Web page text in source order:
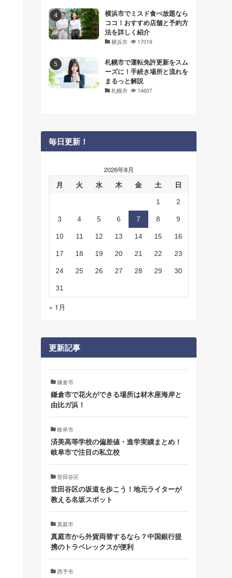
横浜市でミスド食べ放題なら
ココ！おすすめ店舗と予約方
法を詳しく紹介
横浜市 17019
札幌市で運転免許更新をスム
ーズに！手続き場所と流れを
まるっと解説
札幌市 14607
毎日更新！
2026年8月
月 火 水 木 金 土 日
1 2
3 4 5 6 7 8 9
10 11 12 13 14 15 16
17 18 19 20 21 22 23
24 25 26 27 28 29 30
31
« 1月
更新記事
鎌倉市
鎌倉市で花火ができる場所は材木座海岸と
由比ガ浜！
岐阜市
済美高等学校の偏差値・進学実績まとめ！
岐阜市で注目の私立校
世田谷区
世田谷区の坂道を歩こう！地元ライターが
教える名坂スポット
真庭市
真庭市から外貨両替するなら？中国銀行提
携のトラベレックスが便利
西予市